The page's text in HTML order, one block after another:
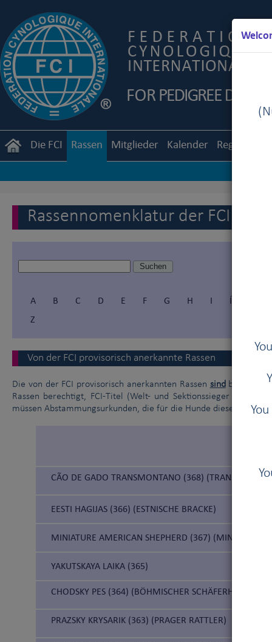
Die FCI Rassen Mitglieder Kalender Reglemente
Rassennomenklatur der FCI
A B C D E F G H I Í
Z
Von der FCI provisorisch anerkannte Rassen
Die von der FCI provisorisch anerkannten Rassen sind bis zur
Rassen berechtigt, FCI-Titel (Welt- und Sektionssieger –
müssen Abstammungsurkunden, die für die Hunde dieser
CÃO DE GADO TRANSMONTANO (368)
EESTI HAGIJAS (366) (ESTNISCHE BRACKE)
MINIATURE AMERICAN SHEPHERD (367) (MINIATUR
YAKUTSKAYA LAIKA (365)
CHODSKY PES (364) (BÖHMISCHER SCHÄFERHUND)
PRAZSKY KRYSARIK (363) (PRAGER RATTLER)